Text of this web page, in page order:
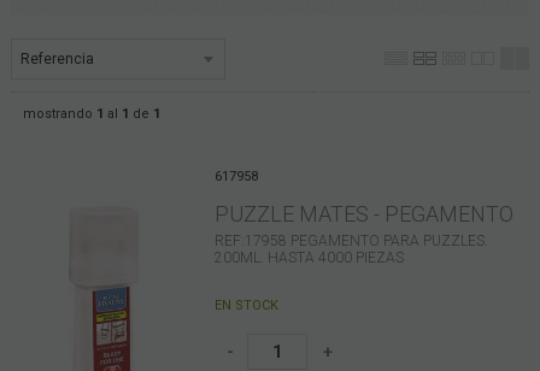
mostrando 1 al 1 de 1
617958
PUZZLE MATES - PEGAMENTO
REF:17958 PEGAMENTO PARA PUZZLES.
200ML. HASTA 4000 PIEZAS
EN STOCK
- +